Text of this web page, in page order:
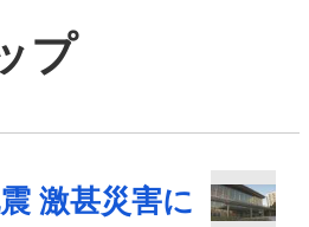
プ
激甚災害に